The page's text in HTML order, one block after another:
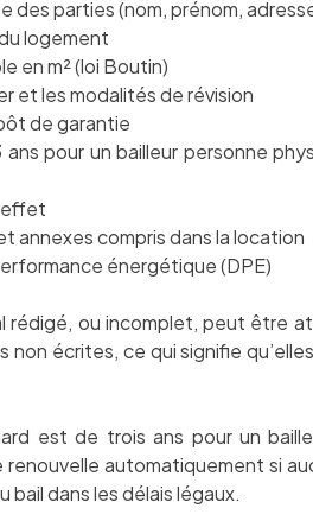
des parties (nom, prénom,
logement
en m² (loi Boutin)
et les modalités de révision
de garantie
ans pour un bailleur personne
annexes compris dans la location
énergétique (DPE)
rédigé, ou incomplet, peut être
écrites, ce qui signifie
est de trois ans pour un
automatiquement si
dans les délais légaux.